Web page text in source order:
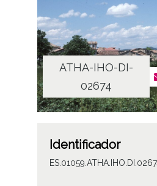
ATHA-IHO-DI-
02674
Identificador